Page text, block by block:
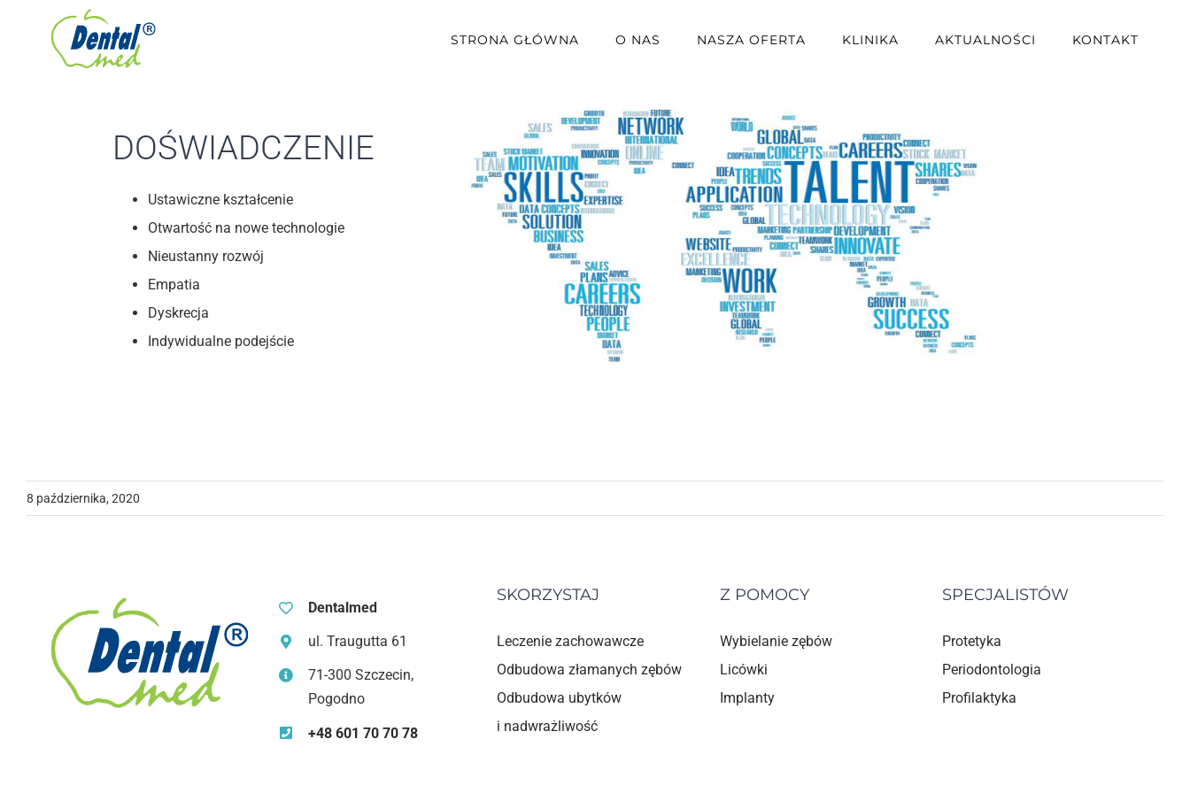
zawartości
STRONA GŁÓWNA O NAS NASZA OFERTA KLINIKA AKTUALNOŚCI KONTAKT
DOŚWIADCZENIE
Ustawiczne kształcenie
Otwartość na nowe technologie
Nieustanny rozwój
Empatia
Dyskrecja
Indywidualne podejście
8 października, 2020
Dentalmed
ul. Traugutta 61
71-300 Szczecin,
Pogodno
+48 601 70 70 78
SKORZYSTAJ
Leczenie zachowawcze
Odbudowa złamanych zębów
Odbudowa ubytków
i nadwrażliwość
Z POMOCY
Wybielanie zębów
Licówki
Implanty
SPECJALISTÓW
Protetyka
Periodontologia
Profilaktyka